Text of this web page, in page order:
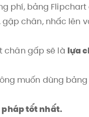
phí, bảng
chân, nhấc lên
chân gấp sẽ là lựa
muốn dùng
tốt nhất.